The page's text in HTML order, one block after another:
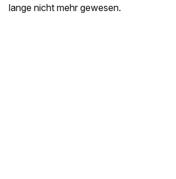
lange nicht mehr gewesen.